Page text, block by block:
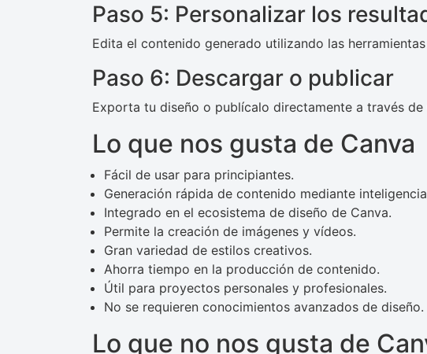
Paso 5: Personalizar los
Edita el contenido generado utilizando las
Paso 6: Descargar o publicar
Exporta tu diseño o publícalo directamente a través de
Lo que nos gusta de Canva
Fácil de usar para principiantes.
Generación rápida de contenido mediante
Integrado en el ecosistema de diseño de Canva.
Permite la creación de imágenes y vídeos.
Gran variedad de estilos creativos.
Ahorra tiempo en la producción de contenido.
Útil para proyectos personales y profesionales.
No se requieren conocimientos avanzados de diseño.
Lo que no nos gusta de